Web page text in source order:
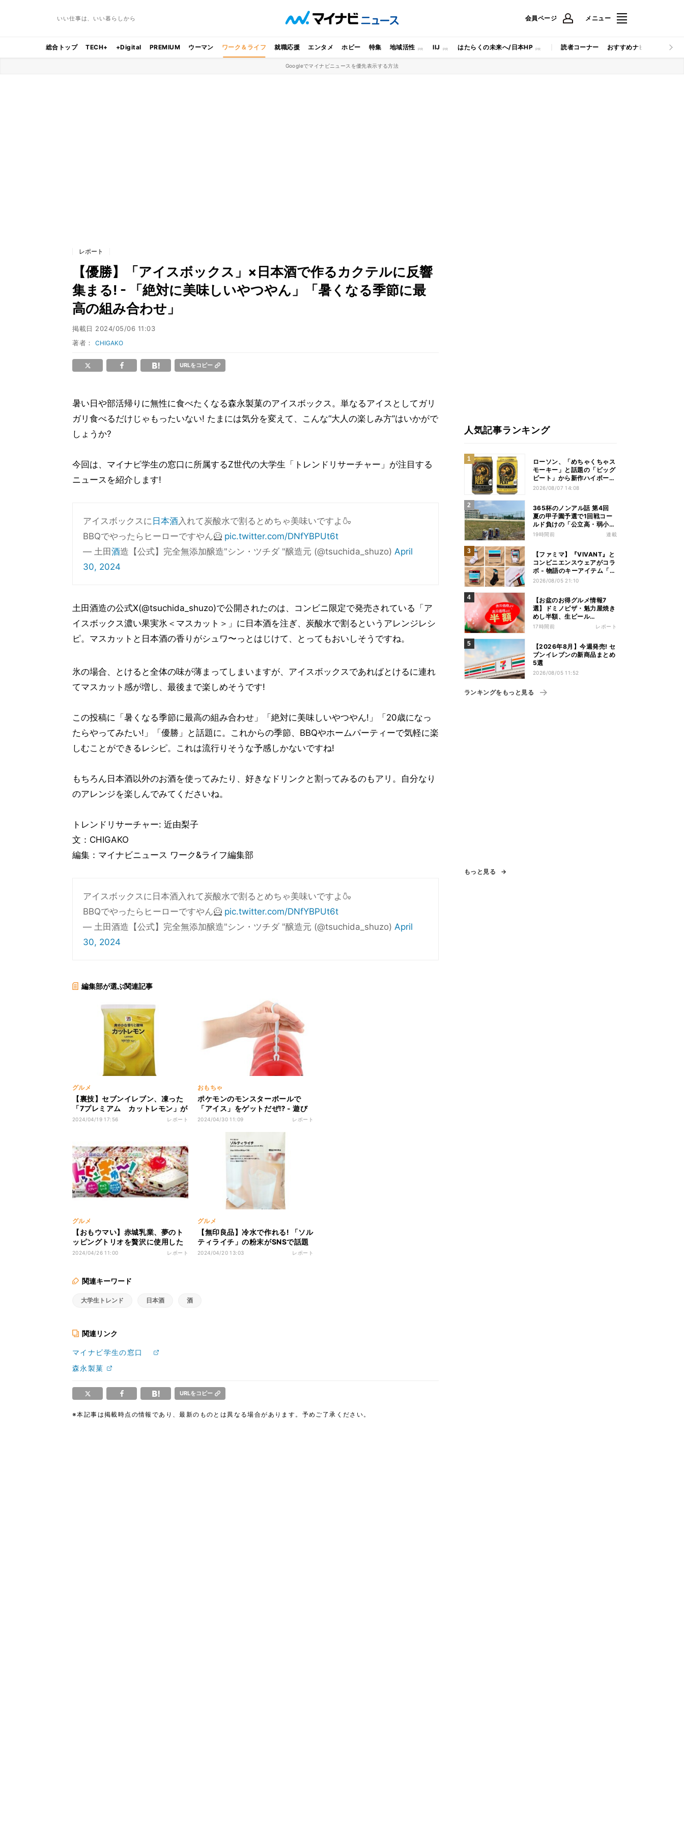
いい仕事は、いい暮らしから 会員ページ メニュー
総合トップ TECH+ +Digital PREMIUM ウーマン ワーク＆ライフ 就職応援 エンタメ ホビー 特集 地域活性 IIJ はたらくの未来へ/日本HP 読者コーナー おすすめナビ マイナビ
Googleでマイナビニュースを優先表示する方法
レポート
【優勝】「アイスボックス」×日本酒で作るカクテルに反響
集まる! - 「絶対に美味しいやつやん」「暑くなる季節に最
高の組み合わせ」
掲載日 2024/05/06 11:03
著者：CHIGAKO
URLをコピー
暑い日や部活帰りに無性に食べたくなる森永製菓のアイスボックス。単なるアイスとしてガリ
ガリ食べるだけじゃもったいない! たまには気分を変えて、こんな“大人の楽しみ方”はいかがで
しょうか?
今回は、マイナビ学生の窓口に所属するZ世代の大学生「トレンドリサーチャー」が注目する
ニュースを紹介します!
アイスボックスに 日本酒入れて炭酸水で割るとめちゃ美味いですよ🍶
BBQでやったらヒーローですやん🦸 pic.twitter.com/DNfYBPUt6t
— 土田 酒造【公式】完全無添加醸造"シン・ツチダ "醸造元 (@tsuchida_shuzo) April
30, 2024
土田酒造の公式X(@tsuchida_shuzo)で公開されたのは、コンビニ限定で発売されている「ア
イスボックス濃い果実氷＜マスカット＞」に日本酒を注ぎ、炭酸水で割るというアレンジレシ
ピ。マスカットと日本酒の香りがシュワ〜っとはじけて、とってもおいしそうですね。
氷の場合、とけると全体の味が薄まってしまいますが、アイスボックスであればとけるに連れ
てマスカット感が増し、最後まで楽しめそうです!
この投稿に「暑くなる季節に最高の組み合わせ」「絶対に美味しいやつやん!」「20歳になっ
たらやってみたい!」「優勝」と話題に。これからの季節、BBQやホームパーティーで気軽に楽
しむことができるレシピ。これは流行りそうな予感しかないですね!
もちろん日本酒以外のお酒を使ってみたり、好きなドリンクと割ってみるのもアリ。自分なり
のアレンジを楽しんでみてくださいね。
トレンドリサーチャー: 近由梨子
文：CHIGAKO
編集：マイナビニュース ワーク&ライフ編集部
アイスボックスに日本酒入れて炭酸水で割るとめちゃ美味いですよ🍶
BBQでやったらヒーローですやん🦸 pic.twitter.com/DNfYBPUt6t
— 土田酒造【公式】完全無添加醸造"シン・ツチダ "醸造元 (@tsuchida_shuzo) April
30, 2024
編集部が選ぶ関連記事
グルメ
【裏技】セブンイレブン、凍った
「7プレミアム カットレモン」が
大活躍 - 氷要らずで薄まらない!と
2024/04/19 17:56 レポート
おもちゃ
ポケモンのモンスターボールで
「アイス」をゲットだぜ⁉ - 遊び
ながらアイスが作れる「アイスだ
2024/04/30 11:09 レポート
グルメ
【おもウマい】赤城乳業、夢のト
ッピングトリオを贅沢に使用した
アイスバー「トッピンぎゅ～!」発
2024/04/26 11:00 レポート
グルメ
【無印良品】冷水で作れる! 「ソル
ティライチ」の粉末がSNSで話題
に - 「天才......!」「これ神なので
2024/04/20 13:03 レポート
関連キーワード
大学生トレンド 日本酒 酒
関連リンク
マイナビ学生の窓口
森永製菓
URLをコピー
※本記事は掲載時点の情報であり、最新のものとは異なる場合があります。予めご了承ください。
人気記事ランキング
ローソン、「めちゃくちゃス
モーキー」と話題の「ビッグ
ピート」から新作ハイボール
缶＆ミニボトル発売
2026/08/07 14:08
365杯のノンアル話 第4回
夏の甲子園予選で1回戦コー
ルド負けの「公立高・弱小野
球部」 3年生の引退試合後、
19時間前 連載
【ファミマ】『VIVANT』と
コンビニエンスウェアがコラ
ボ - 物語のキーアイテム「別
班饅頭」も発売
2026/08/05 21:10
【お盆のお得グルメ情報7
選】ドミノピザ・魁力屋焼き
めし半額、生ビール
39%OFF、寿司110円など
17時間前 レポート
【2026年8月】今週発売! セ
ブンイレブンの新商品まとめ
5選
2026/08/05 11:52
ランキングをもっと見る
もっと見る